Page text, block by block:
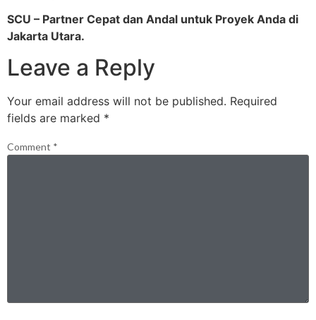
SCU – Partner Cepat dan Andal untuk Proyek Anda di
Jakarta Utara.
Leave a Reply
Your email address will not be published. Required
fields are marked *
Comment *